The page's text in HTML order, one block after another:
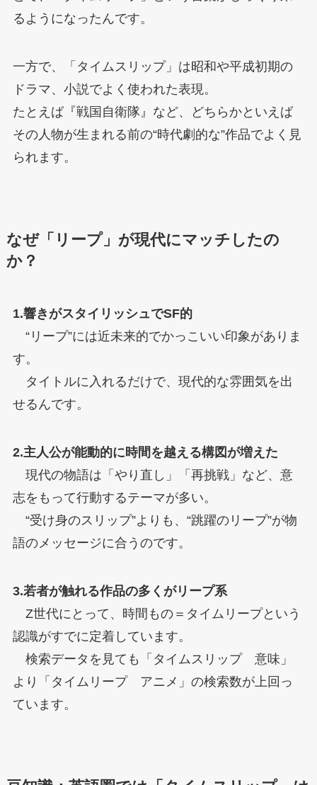
るようになったんです。
一方で、「タイムスリップ」は昭和や平成初期の
ドラマ、小説でよく使われた表現。
たとえば『戦国自衛隊』など、どちらかといえば
その人物が生まれる前の“時代劇的な”作品でよく見
られます。
なぜ「リープ」が現代にマッチしたの
か？
1.響きがスタイリッシュでSF的
“リープ”には近未来的でかっこいい印象がありま
す。
タイトルに入れるだけで、現代的な雰囲気を出
せるんです。
2.主人公が能動的に時間を越える構図が増えた
現代の物語は「やり直し」「再挑戦」など、意
志をもって行動するテーマが多い。
“受け身のスリップ”よりも、“跳躍のリープ”が物
語のメッセージに合うのです。
3.若者が触れる作品の多くがリープ系
Z世代にとって、時間もの＝タイムリープという
認識がすでに定着しています。
検索データを見ても「タイムスリップ 意味」
より「タイムリープ アニメ」の検索数が上回っ
ています。